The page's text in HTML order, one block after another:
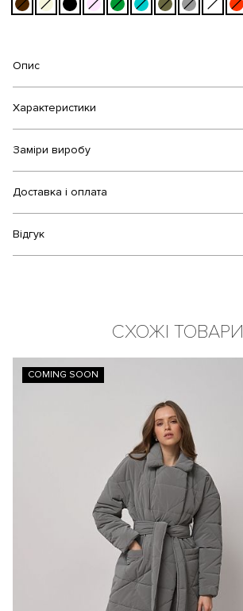
Опис
Характеристики
Заміри виробу
Доставка і оплата
Відгук
СХОЖІ ТОВАРИ
COMING SOON